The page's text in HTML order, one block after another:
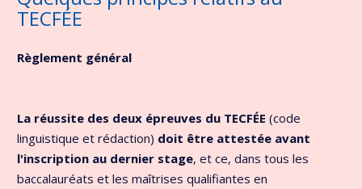
TECFÉE
Règlement général
La réussite des deux épreuves du TECFÉE (code
linguistique et rédaction) doit être attestée avant
l'inscription au dernier stage, et ce, dans tous les
baccalauréats et les maîtrises qualifiantes en